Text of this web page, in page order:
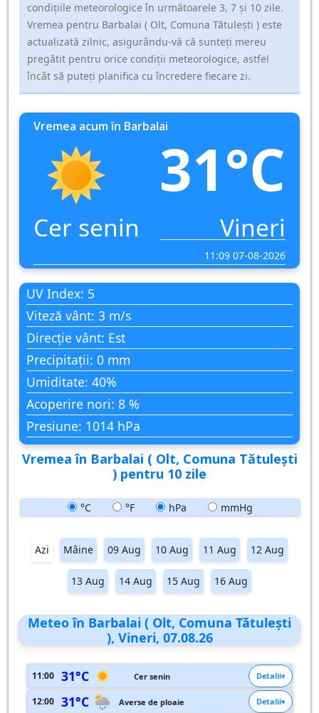
condițiile meteorologice în următoarele 3, 7 și 10 zile.
Vremea pentru Barbalai ( Olt, Comuna Tătuleşti ) este
actualizată zilnic, asigurându-vă că sunteți mereu
pregătit pentru orice condiții meteorologice, astfel
încât să puteți planifica cu încredere fiecare zi.
Vremea acum în Barbalai
31°C
Cer senin Vineri
11:09 07-08-2026
UV Index: 5
Viteză vânt: 3 m/s
Direcție vânt: Est
Precipitații: 0 mm
Umiditate: 40%
Acoperire nori: 8 %
Presiune: 1014 hPa
Vremea în Barbalai ( Olt, Comuna Tătuleşti
) pentru 10 zile
°C °F hPa mmHg
Azi Mâine 09 Aug 10 Aug 11 Aug 12 Aug
13 Aug 14 Aug 15 Aug 16 Aug
Meteo în Barbalai ( Olt, Comuna Tătuleşti
), Vineri, 07.08.26
11:00 31°C Cer senin Detalii
12:00 31°C Averse de ploaie Detalii